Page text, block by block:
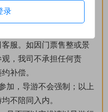
点官方网站或者景点当
服。如因门票售整或景
，我司不承担任何责
补偿。
加，导游不会强制；以上
不陪同入内。
录